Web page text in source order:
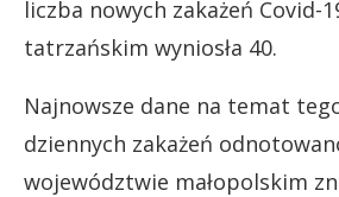
liczba nowych zakażeń Covid-
tatrzańskim wyniosła 40.
Najnowsze dane na temat
dziennych zakażeń
województwie małopolskim